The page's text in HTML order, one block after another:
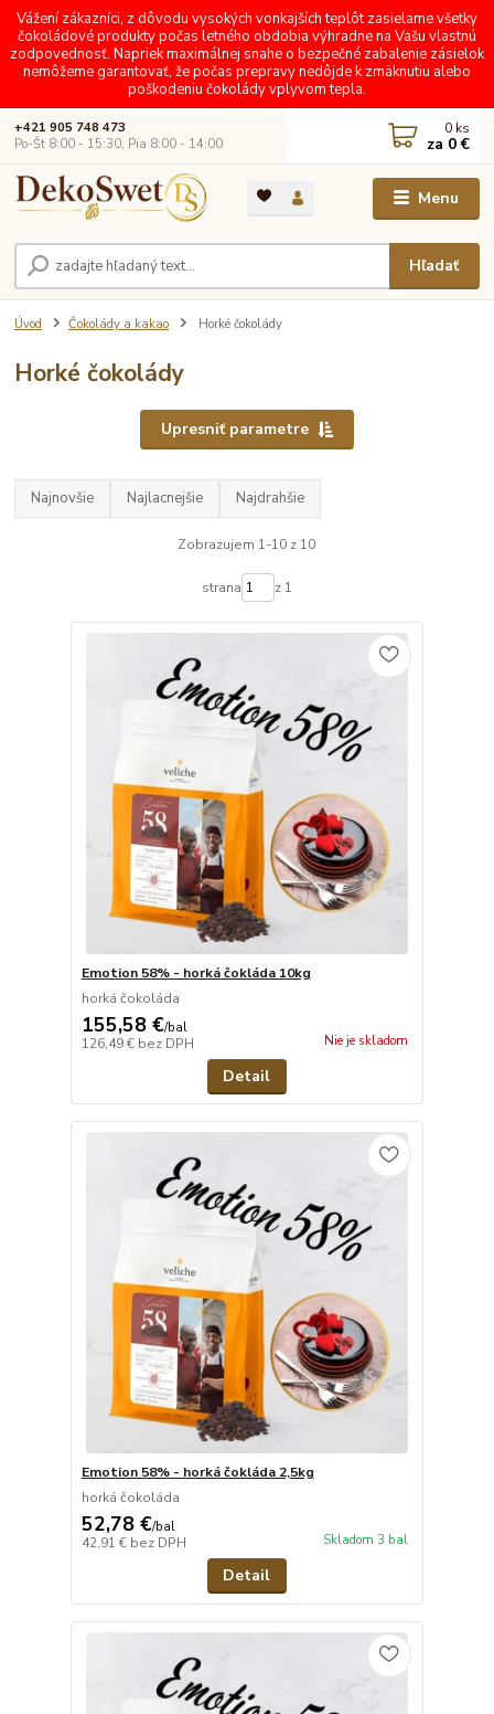
Vážení zákazníci, z dôvodu vysokých vonkajších teplôt zasielame všetky
čokoládové produkty počas letného obdobia výhradne na Vašu vlastnú
zodpovednosť. Napriek maximálnej snahe o bezpečné zabalenie zásielok
nemôžeme garantovať, že počas prepravy nedôjde k zmäknutiu alebo
poškodeniu čokolády vplyvom tepla.
Menu
Hľadať
+421 905 748 473
Po-Št 8:00 - 15:30, Pia 8:00 - 14:00
0 ks
za 0 €
Úvod Čokolády a kakao Horké čokolády
Horké čokolády
Upresniť parametre
Najnovšie Najlacnejšie Najdrahšie
Zobrazujem 1-10 z 10
strana z 1
Emotion 58% - horká čokláda 10kg
horká čokoláda
155,58 €/bal
126,49 € bez DPH Nie je skladom
Detail
Emotion 58% - horká čokláda 2,5kg
horká čokoláda
52,78 €/bal
42,91 € bez DPH Skladom 3 bal
Detail